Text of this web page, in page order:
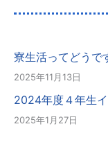
寮生活ってどうで
2025年11月13日
2024年度４年生
2025年1月27日